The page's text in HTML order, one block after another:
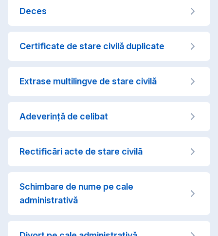
Deces
Certificate de stare civilă duplicate
Extrase multilingve de stare civilă
Adeverință de celibat
Rectificări acte de stare civilă
Schimbare de nume pe cale
administrativă